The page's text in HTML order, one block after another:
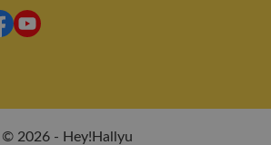
© 2026 - Hey!Hallyu